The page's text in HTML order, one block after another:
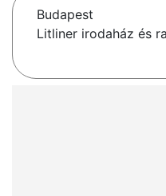
Budapest
Litliner irodaház és